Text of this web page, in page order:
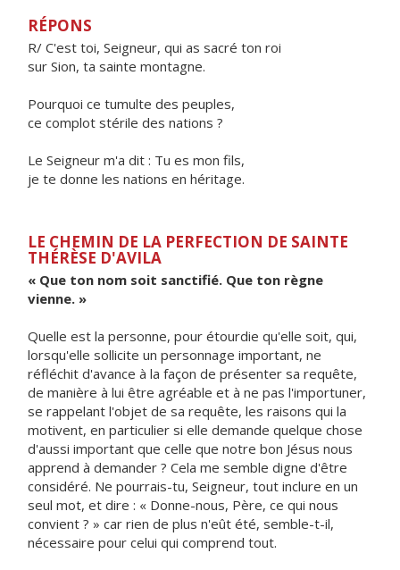
RÉPONS
R/ C'est toi, Seigneur, qui as sacré ton roi
sur Sion, ta sainte montagne.
Pourquoi ce tumulte des peuples,
ce complot stérile des nations ?
Le Seigneur m'a dit : Tu es mon fils,
je te donne les nations en héritage.
LE CHEMIN DE LA PERFECTION DE SAINTE
THÉRÈSE D'AVILA
« Que ton nom soit sanctifié. Que ton règne
vienne. »
Quelle est la personne, pour étourdie qu'elle soit, qui,
lorsqu'elle sollicite un personnage important, ne
réfléchit d'avance à la façon de présenter sa requête,
de manière à lui être agréable et à ne pas l'importuner,
se rappelant l'objet de sa requête, les raisons qui la
motivent, en particulier si elle demande quelque chose
d'aussi important que celle que notre bon Jésus nous
apprend à demander ? Cela me semble digne d'être
considéré. Ne pourrais-tu, Seigneur, tout inclure en un
seul mot, et dire : « Donne-nous, Père, ce qui nous
convient ? » car rien de plus n'eût été, semble-t-il,
nécessaire pour celui qui comprend tout.